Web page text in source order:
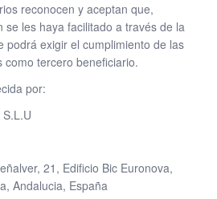
reconocen y aceptan que,
se les haya facilitado a través de la
podrá exigir el cumplimiento de las
como tercero beneficiario.
por:
21, Edificio Bic Euronova,
Andalucia, España